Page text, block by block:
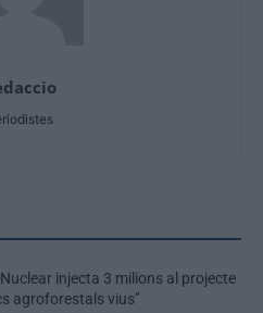
injecta 3 milions al projecte
agroforestals vius”